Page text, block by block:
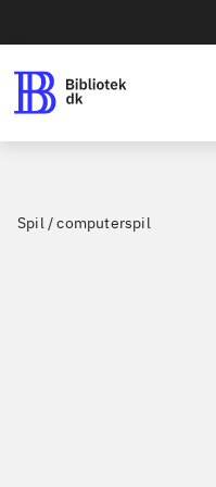
Spil / computerspil